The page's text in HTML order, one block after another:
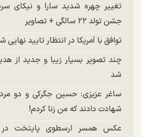
تغییر چهره شدید سارا و نیکای
جشن تولد ۲۲ سالگی + تصاویر
توافق با آمریکا در انتظار تایید نهایی
چند تصویر بسیار زیبا و جدید از
شد
ساغر عزیزی: حسین جگرکی و دو مرد
شهادت دادند که من زنا کردم!
عکس همسر ارسطوی پایتخت